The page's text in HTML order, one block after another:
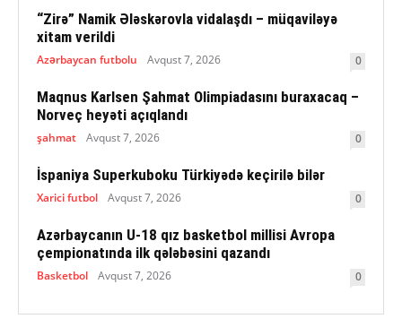
“Zirə” Namik Ələskərovla vidalaşdı – müqaviləyə
xitam verildi
Azərbaycan futbolu Avqust 7, 2026 0
Maqnus Karlsen Şahmat Olimpiadasını buraxacaq –
Norveç heyəti açıqlandı
şahmat Avqust 7, 2026 0
İspaniya Superkuboku Türkiyədə keçirilə bilər
Xarici futbol Avqust 7, 2026 0
Azərbaycanın U-18 qız basketbol millisi Avropa
çempionatında ilk qələbəsini qazandı
Basketbol Avqust 7, 2026 0